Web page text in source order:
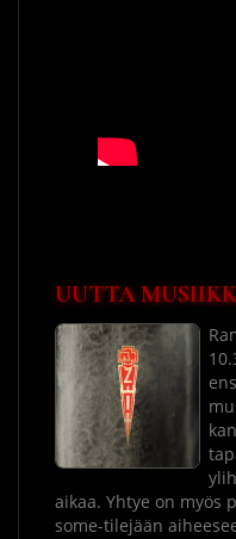
UUTTA
aikaa. Yhtye on myös
some-tilejään